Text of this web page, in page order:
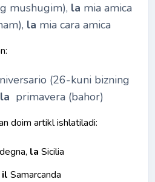
mushugim), la mia amica
la mia cara amica
(26-kuni bizning
la primavera (bahor)
doim artikl ishlatiladi:
la Sicilia
il Samarcanda